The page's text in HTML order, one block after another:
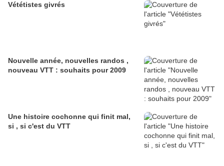
Vététistes givrés
Nouvelle année, nouvelles randos ,
nouveau VTT : souhaits pour 2009
Une histoire cochonne qui finit mal,
si , si c'est du VTT